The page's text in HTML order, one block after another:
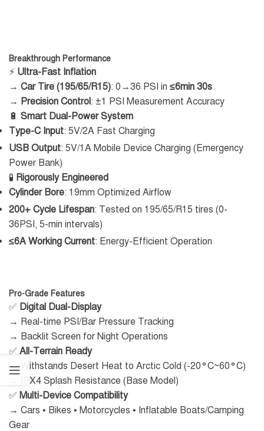
Breakthrough Performance
⚡ Ultra-Fast Inflation
→ Car Tire (195/65/R15): 0→36 PSI in ≤6min 30s
→ Precision Control: ±1 PSI Measurement Accuracy
🔋 Smart Dual-Power System
Type-C Input: 5V/2A Fast Charging
USB Output: 5V/1A Mobile Device Charging (Emergency
Power Bank)
🧪 Rigorously Engineered
Cylinder Bore: 19mm Optimized Airflow
200+ Cycle Lifespan: Tested on 195/65/R15 tires (0-
36PSI, 5-min intervals)
≤6A Working Current: Energy-Efficient Operation
Pro-Grade Features
✅ Digital Dual-Display
→ Real-time PSI/Bar Pressure Tracking
→ Backlit Screen for Night Operations
✅ All-Terrain Ready
→ Withstands Desert Heat to Arctic Cold (-20°C~60°C)
→ IPX4 Splash Resistance (Base Model)
✅ Multi-Device Compatibility
→ Cars • Bikes • Motorcycles • Inflatable Boats/Camping
Gear